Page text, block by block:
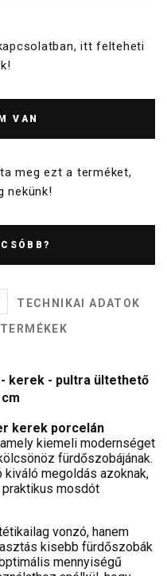
itt felteheti
VAN
meg ezt a terméket,
nekünk!
TECHNIKAI ADATOK
- kerek - pultra ültethető
kerek porcelán
kiemeli modernséget
fürdőszobájának.
kiváló megoldás azoknak,
mosdót
vonzó, hanem
kisebb fürdőszobák
mennyiségű